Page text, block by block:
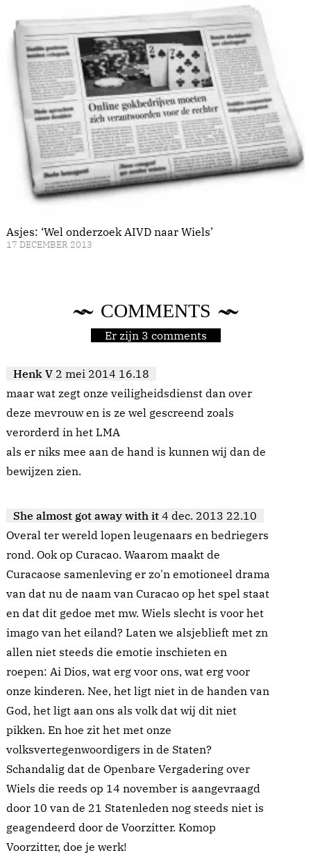
Asjes: ‘Wel onderzoek AIVD naar Wiels’
17 DECEMBER 2013
COMMENTS
Er zijn 3 comments
Henk V 2 mei 2014 16.18
maar wat zegt onze veiligheidsdienst dan over
deze mevrouw en is ze wel gescreend zoals
verorderd in het LMA
als er niks mee aan de hand is kunnen wij dan de
bewijzen zien.
She almost got away with it 4 dec. 2013 22.10
Overal ter wereld lopen leugenaars en bedriegers
rond. Ook op Curacao. Waarom maakt de
Curacaose samenleving er zo'n emotioneel drama
van dat nu de naam van Curacao op het spel staat
en dat dit gedoe met mw. Wiels slecht is voor het
imago van het eiland? Laten we alsjeblieft met zn
allen niet steeds die emotie inschieten en
roepen: Ai Dios, wat erg voor ons, wat erg voor
onze kinderen. Nee, het ligt niet in de handen van
God, het ligt aan ons als volk dat wij dit niet
pikken. En hoe zit het met onze
volksvertegenwoordigers in de Staten?
Schandalig dat de Openbare Vergadering over
Wiels die reeds op 14 november is aangevraagd
door 10 van de 21 Statenleden nog steeds niet is
geagendeerd door de Voorzitter. Komop
Voorzitter, doe je werk!